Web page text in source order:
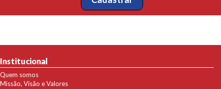
Institucional
Quem somos
Missão, Visão e Valores